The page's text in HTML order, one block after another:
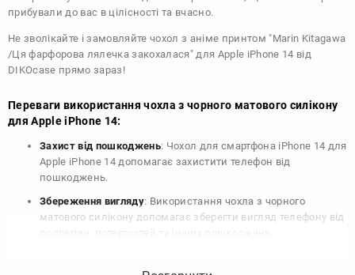
прибували до вас в цілісності та вчасно.
Не зволікайте і замовляйте чохол з аніме принтом "Marin Kitagawa
/Ця фарфорова лялечка закохалася" для Apple iPhone 14 від
DIKOcase прямо зараз!
Переваги використання чохла з чорного матового силікону
для Apple iPhone 14:
Захист від пошкоджень: Чохол для смартфона iPhone 14 для
Apple iPhone 14 допомагає захистити телефон від
пошкоджень.
Збереження вигляду: Використання чохла з чорного
матового силікону допомагає зберегти вигляд телефону від
для Apple iPhone 14 допомагає зберегти цінність вашого